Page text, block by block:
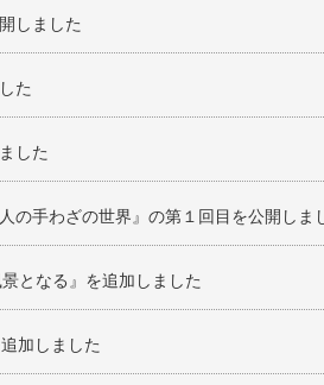
しました
た
した
の手わざの世界』の第１回目を公開しま
となる』を追加しました
加しました